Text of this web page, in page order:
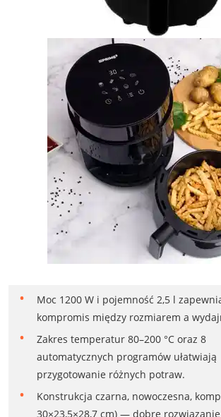
Moc 1200 W i pojemność 2,5 l
kompromis między rozmiarem a
Zakres temperatur 80–200 °C oraz 8
automatycznych programów ułatwiają
przygotowanie różnych potraw.
Konstrukcja czarna, nowoczesna,
30×23,5×28,7 cm) — dobre